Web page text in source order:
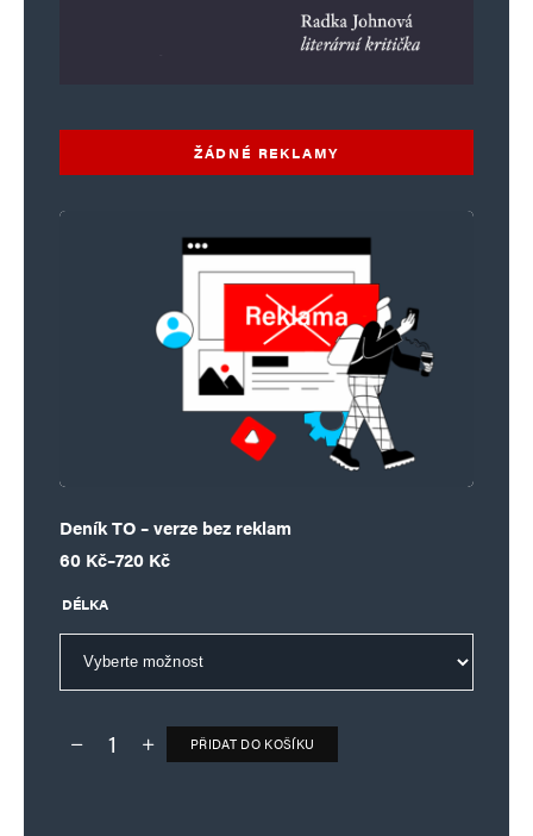
ŽÁDNÉ REKLAMY
Deník TO – verze bez reklam
60 Kč–720 Kč
Rozpětí cen: 60 Kč až 720 Kč
DÉLKA
Deník TO – verze bez reklam množství
PŘIDAT DO KOŠÍKU